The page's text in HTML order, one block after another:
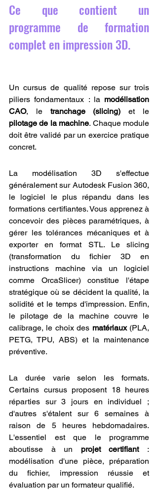
Ce que contient un
programme de formation
complet en impression 3D.
Un cursus de qualité repose sur trois
piliers fondamentaux : la modélisation
CAO, le tranchage (slicing)
pilotage de la machine. Chaque module
doit être validé par un exercice pratique
concret.
La modélisation 3D s'effectue
généralement sur Autodesk Fusion 360,
le logiciel le plus répandu dans les
formations certifiantes. Vous apprenez à
concevoir des pièces paramétriques, à
gérer les tolérances mécaniques et à
exporter en format STL. Le slicing
(transformation du fichier 3D en
instructions machine via un logiciel
comme OrcaSlicer) constitue l'étape
stratégique où se décident la qualité, la
solidité et le temps d'impression. Enfin,
le pilotage de la machine couvre le
calibrage, le choix des matériaux (PLA,
PETG, TPU, ABS) et la maintenance
préventive.
La durée varie selon les formats.
Certains cursus proposent 18 heures
réparties sur 3 jours en individuel ;
d'autres s'étalent sur 6 semaines à
raison de 5 heures hebdomadaires.
L'essentiel est que le programme
aboutisse à un projet certifiant :
modélisation d'une pièce, préparation
du fichier, impression réussie et
évaluation par un formateur qualifié.